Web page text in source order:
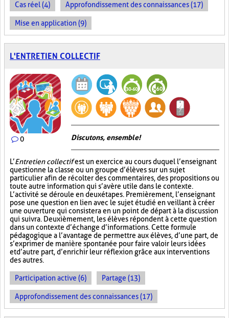
Cas réel (4) Approfondissement des connaissances (17)
Mise en application (9)
L'ENTRETIEN COLLECTIF
0 Discutons, ensemble!
L’Entretien collectifest un exercice au cours duquel l’enseignant
questionne la classe ou un groupe d’élèves sur un sujet
particulier afin de récolter des commentaires, des propositions ou
toute autre information qui s’avère utile dans le contexte.
L’activité se déroule en deux étapes. Premièrement, l’enseignant
pose une question en lien avec le sujet étudié en veillant à créer
une ouverture qui consistera en un point de départ à la discussion
qui suivra. Deuxièmement, les élèves répondent à cette question
dans un contexte d’échange d’informations. Cette formule
pédagogique a l’avantage de permettre aux élèves, d’une part, de
s’exprimer de manière spontanée pour faire valoir leurs idées
et d’autre part, d’enrichir leur réflexion grâce aux interventions
des autres.
Participation active (6) Partage (13)
Approfondissement des connaissances (17)